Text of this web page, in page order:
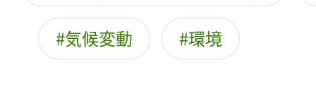
気候変動 環境